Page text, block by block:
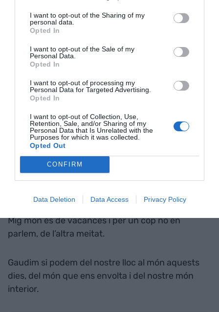
I want to opt-out of the Sharing of my
personal data.
Opted In
I want to opt-out of the Sale of my
Personal Data.
Opted In
I want to opt-out of processing my
Personal Data for Targeted Advertising.
Opted In
I want to opt-out of Collection, Use,
Retention, Sale, and/or Sharing of my
Personal Data that Is Unrelated with the
Purposes for which it was collected.
Opted Out
CONFIRM
Data Deletion Data Access Privacy Policy
d’estudiants de la primera universitat del primer
país del planeta, i se sent com si fos “a la reunió de
En acabar el seu discurs, deixar anar un titular
d’algú que sap de què parla: “We do not need
magic to change the world, we carry all the power
power to imagine better.“
No necessitem màgia per canviar el món, ja
portem tot el poder que necessitem dins nostre.
Mig món és de vacances i per un cop no en
parlem, de l’altra meitat.
Gaudim si podem del nostre lloc al món aquests
dies, del món que ens envolta i del nostre món
interior.